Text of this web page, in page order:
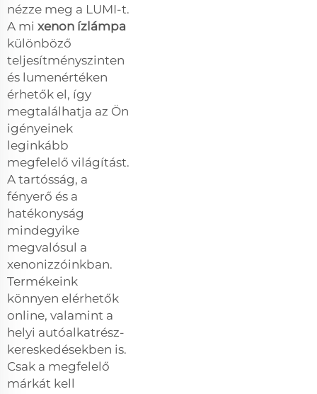
nézze meg a LUMI-t.
A mi xenon ízlámpa
különböző
teljesítményszinten
és lumenértéken
érhetők el, így
megtalálhatja az Ön
igényeinek
leginkább
megfelelő világítást.
A tartósság, a
fényerő és a
hatékonyság
mindegyike
megvalósul a
xenonizzóinkban.
Termékeink
könnyen elérhetők
online, valamint a
helyi autóalkatrész-
kereskedésekben is.
Csak a megfelelő
márkát kell